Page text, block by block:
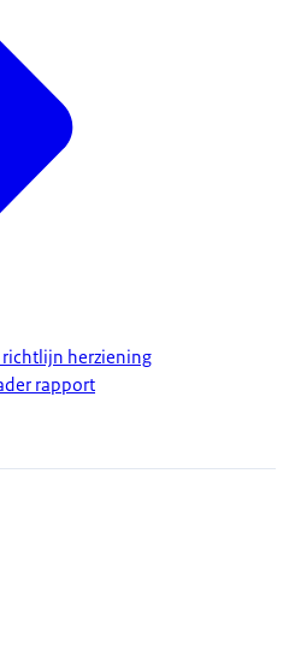
herziening
rapport